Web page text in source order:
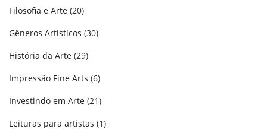
Filosofia e Arte (20)
Gêneros Artistícos (30)
História da Arte (29)
Impressão Fine Arts (6)
Investindo em Arte (21)
Leituras para artistas (1)